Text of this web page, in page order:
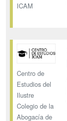
ICAM
Centro de
Estudios del
Ilustre
Colegio de la
Abogacía de